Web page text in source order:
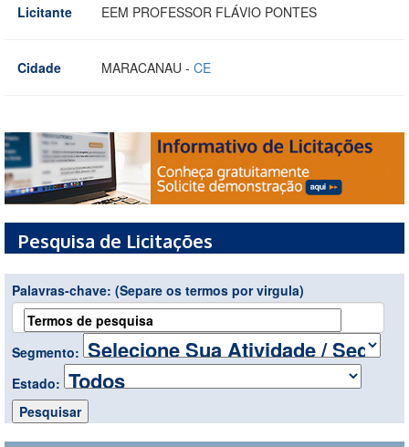
Licitante EEM PROFESSOR FLÁVIO PONTES
Cidade MARACANAU - CE
Pesquisa de Licitações
Palavras-chave: (Separe os termos por virgula)
Segmento:
Estado: